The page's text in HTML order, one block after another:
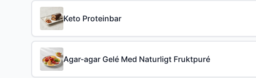
Keto Proteinbar
Agar-agar Gelé Med Naturligt Fruktpuré